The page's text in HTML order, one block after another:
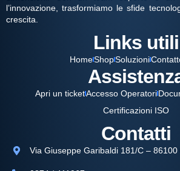
l’innovazione, trasformiamo le sfide
crescita.
Links utili
HomeShopSoluzioni
Apri un ticketAccesso Operatori
Certificazioni ISO
Contatti
Via Giuseppe Garibaldi 181/C –